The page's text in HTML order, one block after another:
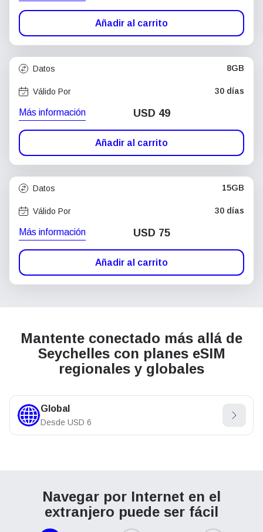
Añadir al carrito
Datos 8GB
Válido Por 30 días
Más información USD 49
Añadir al carrito
Datos 15GB
Válido Por 30 días
Más información USD 75
Añadir al carrito
Mantente conectado más allá de
Seychelles con planes eSIM
regionales y globales
Global
Desde USD 6
Navegar por Internet en el
extranjero puede ser fácil